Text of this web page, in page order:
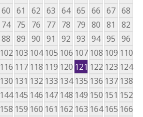
60 61 62 63 64 65 66 67 68
74 75 76 77 78 79 80 81
82
88 89 90 91 92 93 94 95 96
102 103 104 105 106 107 108 109 110
116 117 118 119 120 121 122 123 124
130 131 132 133 134 135 136 137 138
144 145 146 147 148 149 150 151 152
158 159 160 161 162 163 164 165 166